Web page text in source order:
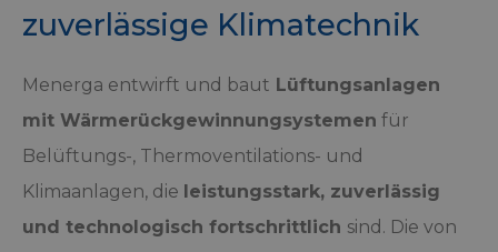
zuverlässige Klimatechnik
Menerga entwirft und baut Lüftungsanlagen
mit Wärmerückgewinnungsystemen für
Belüftungs-, Thermoventilations- und
Klimaanlagen, die leistungsstark, zuverlässig
und technologisch fortschrittlich sind. Die von